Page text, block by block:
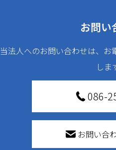
お問い
当法人へのお問い合わせは、
しま
086-
お問い合